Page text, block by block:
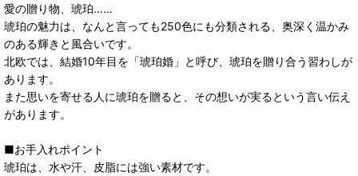
愛の贈り物、琥珀……
琥珀の魅力は、なんと言っても250色にも分類される、奥深く温かみ
のある輝きと風合いです。
北欧では、結婚10年目を「琥珀婚」と呼び、琥珀を贈り合う習わしが
あります。
また思いを寄せる人に琥珀を贈ると、その想いが実るという言い伝え
があります。
■お手入れポイント
琥珀は、水や汗、皮脂には強い素材です。